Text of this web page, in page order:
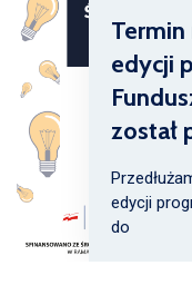
edycji
został
edycji
do